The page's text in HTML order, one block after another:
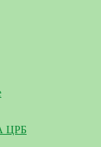
ЦРБ